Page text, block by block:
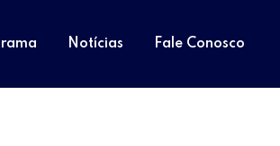
Notícias Fale Conosco